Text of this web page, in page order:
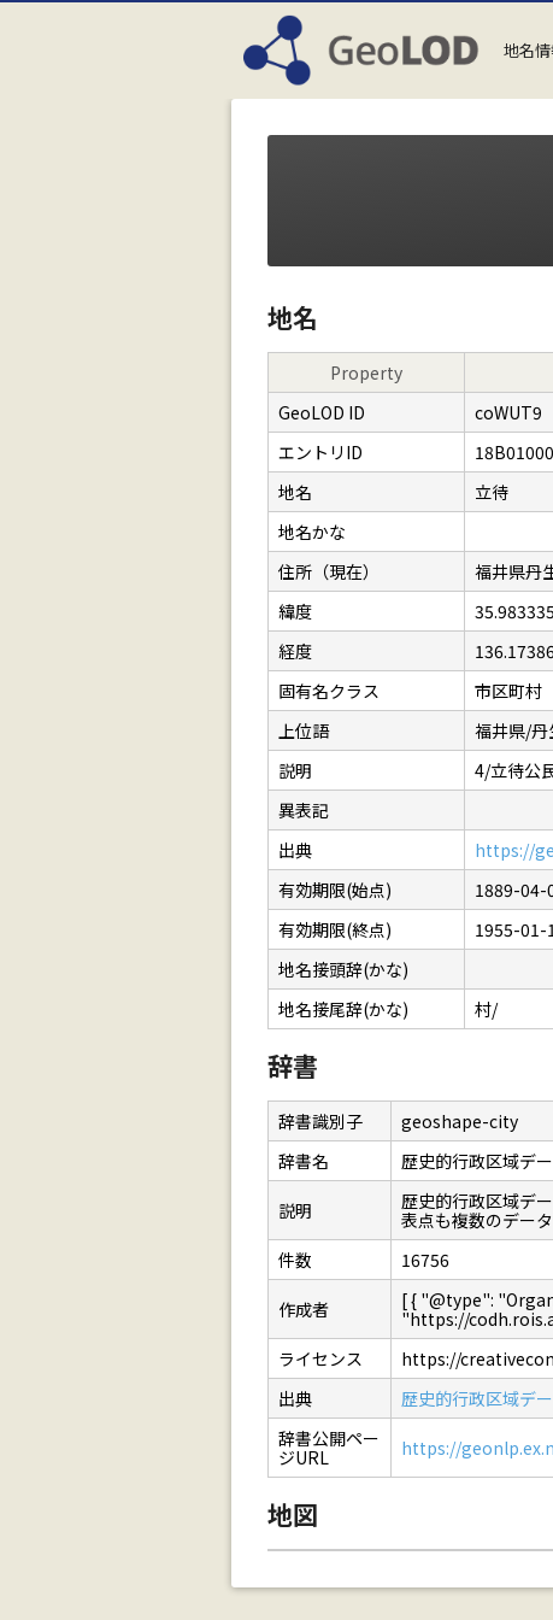
地名
地名
Property
GeoLOD ID
coWUT9
エントリID
地名
立待
地名かな
住所（現在）
福井県丹
緯度
35.983335
経度
固有名クラス
市区町村
上位語
福井県/丹
説明
4/立待公
異表記
出典
https://
有効期限(始点)
1889-04-
有効期限(終点)
1955-01-
地名接頭辞(かな)
地名接尾辞(かな)
村/
辞書
辞書識別子
geoshape-city
辞書名
歴史的行政区域デ
説明
歴史的行政区域デ
表点も複数のデー
件数
16756
作成者
[ { "@type":
"https://
ライセンス
https://
出典
歴史的行政区域デ
辞書公開ペー
ジURL
https://
地図